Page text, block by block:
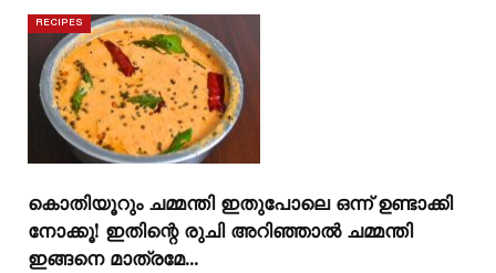
RECIPES
കൊതിയൂറും ചമ്മന്തി ഇതുപോലെ ഒന്ന് ഉണ്ടാക്കി
നോക്കൂ! ഇതിന്റെ രുചി അറിഞ്ഞാൽ ചമ്മന്തി
ഇങ്ങനെ മാത്രമേ…